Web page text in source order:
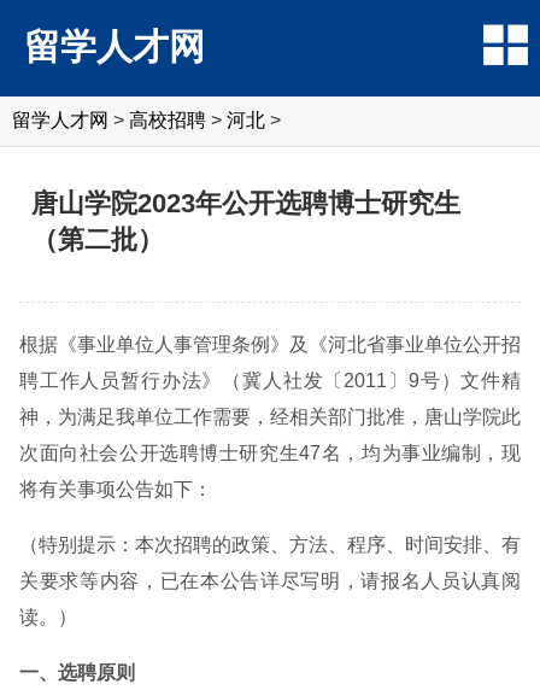
留学人才网
留学人才网 > 高校招聘 > 河北 >
唐山学院2023年公开选聘博士研究生
（第二批）
根据《事业单位人事管理条例》及《河北省事业单位公开招
聘工作人员暂行办法》（冀人社发〔2011〕9号）文件精
神，为满足我单位工作需要，经相关部门批准，唐山学院此
次面向社会公开选聘博士研究生47名，均为事业编制，现
将有关事项公告如下：
（特别提示：本次招聘的政策、方法、程序、时间安排、有
关要求等内容，已在本公告详尽写明，请报名人员认真阅
读。）
一、选聘原则